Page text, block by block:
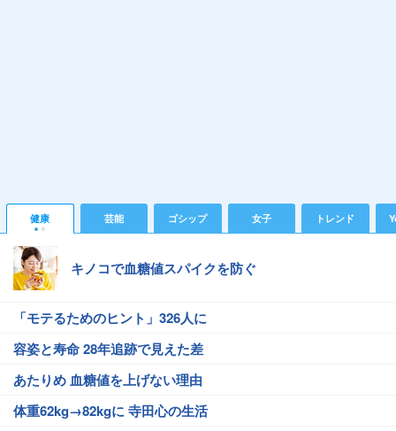
健康 芸能 ゴシップ 女子 トレンド
キノコで血糖値スパイクを防ぐ
「モテるためのヒント」326人に
容姿と寿命 28年追跡で見えた差
あたりめ 血糖値を上げない理由
体重62kg→82kgに 寺田心の生活